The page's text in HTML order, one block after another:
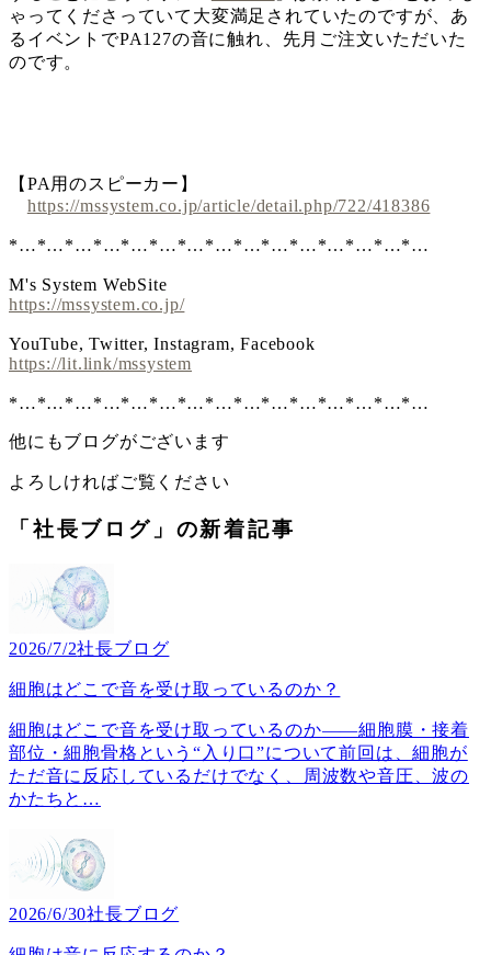
ゃってくださっていて大変満足されていたのですが、あ
るイベントでPA127の音に触れ、先月ご注文いただいた
のです。
【PA用のスピーカー】
https://mssystem.co.jp/article/detail.php/722/418386
*…*…*…*…*…*…*…*…*…*…*…*…*…*…*…
M's System WebSite
https://mssystem.co.jp/
YouTube, Twitter, Instagram, Facebook
https://lit.link/mssystem
*…*…*…*…*…*…*…*…*…*…*…*…*…*…*…
他にもブログがございます
よろしければご覧ください
「社長ブログ」の新着記事
2026/7/2社長ブログ
細胞はどこで音を受け取っているのか？
細胞はどこで音を受け取っているのか――細胞膜・接着
部位・細胞骨格という“入り口”について前回は、細胞が
ただ音に反応しているだけでなく、周波数や音圧、波の
かたちと …
2026/6/30社長ブログ